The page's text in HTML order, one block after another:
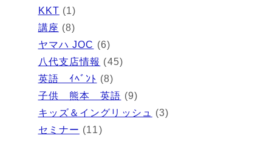
KKT (1)
講座 (8)
ヤマハ JOC (6)
八代支店情報 (45)
英語 ｲﾍﾞﾝﾄ (8)
子供 熊本 英語 (9)
キッズ＆イングリッシュ
(3)
セミナー (11)